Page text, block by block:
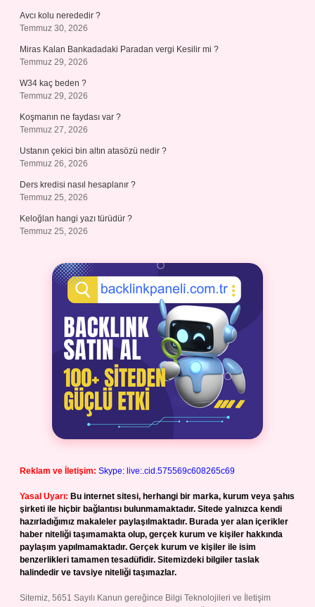
Avcı kolu nerededir ?
Temmuz 30, 2026
Miras Kalan Bankadadaki Paradan vergi Kesilir mi ?
Temmuz 29, 2026
W34 kaç beden ?
Temmuz 29, 2026
Koşmanın ne faydası var ?
Temmuz 27, 2026
Ustanın çekici bin altın atasözü nedir ?
Temmuz 26, 2026
Ders kredisi nasıl hesaplanır ?
Temmuz 25, 2026
Keloğlan hangi yazı türüdür ?
Temmuz 25, 2026
Reklam ve İletişim: Skype: live:.cid.575569c608265c69
Yasal Uyarı: Bu internet sitesi, herhangi bir marka, kurum veya şahıs
şirketi ile hiçbir bağlantısı bulunmamaktadır. Sitede yalnızca kendi
hazırladığımız makaleler paylaşılmaktadır. Burada yer alan içerikler
haber niteliği taşımamakta olup, gerçek kurum ve kişiler hakkında
paylaşım yapılmamaktadır. Gerçek kurum ve kişiler ile isim
benzerlikleri tamamen tesadüfidir. Sitemizdeki bilgiler taslak
halindedir ve tavsiye niteliği taşımazlar.
Sitemiz, 5651 Sayılı Kanun gereğince Bilgi Teknolojileri ve İletişim